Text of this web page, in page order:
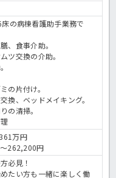
の病棟看護助手業務で
、食事介助。
ツ交換の介助。
の片付け。
換、ベッドメイキング。
の清掃。
万円
262,200円
必見！
たい方も一緒に楽しく働